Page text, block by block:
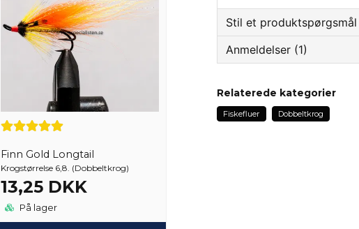
Finn Gold Longtail
Krogstørrelse 6,8. (Dobbeltkrog)
13,25 DKK
På lager
Stil et produktspørgsmål
question
Anmeldelser (1)
Sven-olof
Bra bundna flugor 👍👍👍
Relaterede kategorier
Fiskefluer Dobbeltkrog